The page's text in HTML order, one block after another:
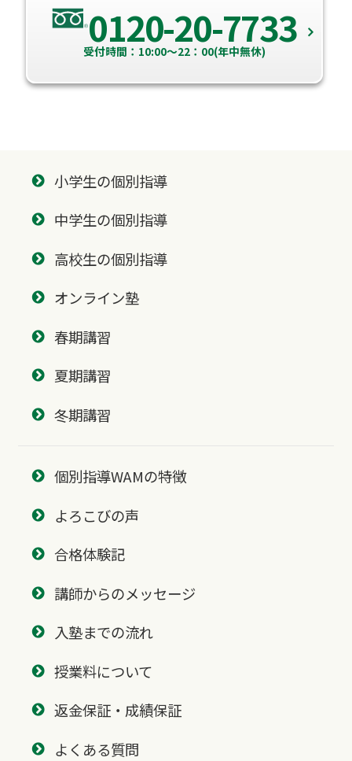
0120-20-7733
受付時間：10:00～22：00(年中無休)
小学生の個別指導
中学生の個別指導
高校生の個別指導
オンライン塾
春期講習
夏期講習
冬期講習
個別指導WAMの特徴
よろこびの声
合格体験記
講師からのメッセージ
入塾までの流れ
授業料について
返金保証・成績保証
よくある質問